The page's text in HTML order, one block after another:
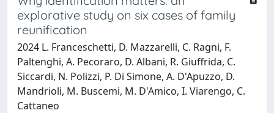
explorative study on six cases of family
reunification
2024 L. Franceschetti, D. Mazzarelli, C. Ragni, F.
Paltenghi, A. Pecoraro, D. Albani, R. Giuffrida, C.
Siccardi, N. Polizzi, P. Di Simone, A. D'Apuzzo, D.
Mandrioli, M. Buscemi, M. D'Amico, I. Viarengo, C.
Cattaneo